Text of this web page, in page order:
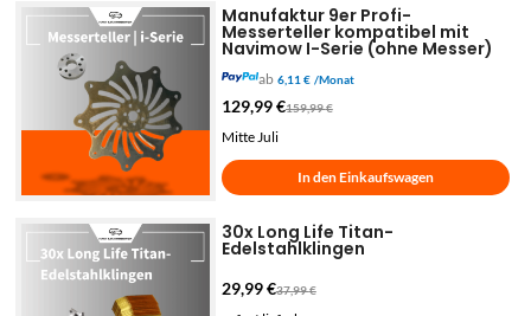
Manufaktur 9er Profi-
Messerteller kompatibel mit
Navimow I-Serie (ohne Messer)
ab 6,11 € /Monat
129,99€159,99€
Mitte Juli
In den Einkaufswagen
30x Long Life Titan-
Edelstahlklingen
29,99€37,99€